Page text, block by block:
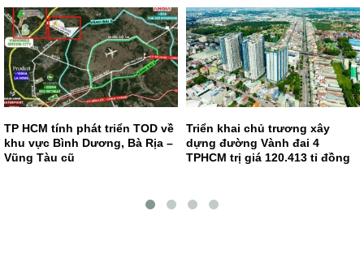
TP HCM tính phát triển TOD về
khu vực Bình Dương, Bà Rịa –
Vũng Tàu cũ
Triển khai chủ trương xây
dựng đường Vành đai 4
TPHCM trị giá 120.413 tỉ đồng